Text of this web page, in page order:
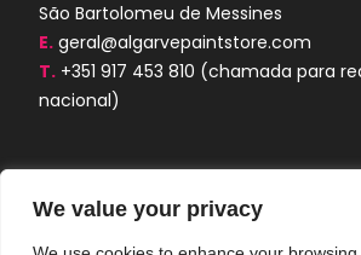
We value your privacy
São Bartolomeu de Messines
E. geral@algarvepaintstore.com
T. +351 917 453 810 (chamada para
nacional)